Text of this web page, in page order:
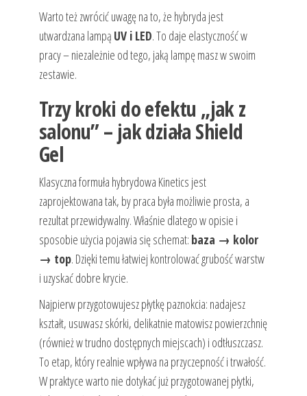
Warto też zwrócić uwagę na to, że hybryda jest
utwardzana lampą UV i LED. To daje elastyczność w
pracy – niezależnie od tego, jaką lampę masz w swoim
zestawie.
Trzy kroki do efektu „jak z
salonu” – jak działa Shield
Gel
Klasyczna formuła hybrydowa Kinetics jest
zaprojektowana tak, by praca była możliwie prosta, a
rezultat przewidywalny. Właśnie dlatego w opisie i
sposobie użycia pojawia się schemat: baza → kolor
→ top. Dzięki temu łatwiej kontrolować grubość warstw
i uzyskać dobre krycie.
Najpierw przygotowujesz płytkę paznokcia: nadajesz
kształt, usuwasz skórki, delikatnie matowisz powierzchnię
(również w trudno dostępnych miejscach) i odtłuszczasz.
To etap, który realnie wpływa na przyczepność i trwałość.
W praktyce warto nie dotykać już przygotowanej płytki,